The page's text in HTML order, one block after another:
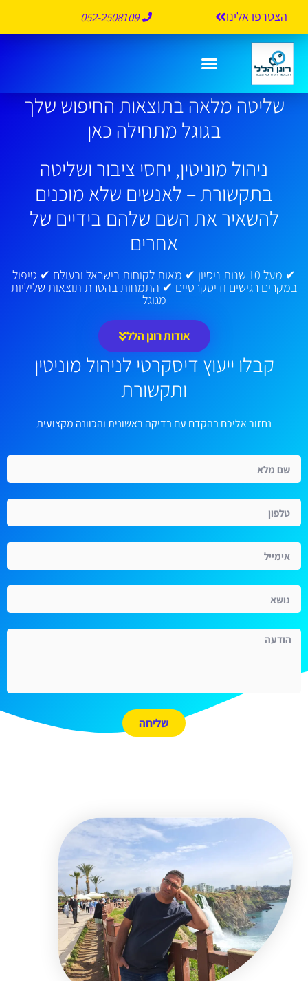
הצטרפו אלינו 052-2508109
שליטה מלאה בתוצאות החיפוש שלך
בגוגל מתחילה כאן
ניהול מוניטין, יחסי ציבור ושליטה
בתקשורת – לאנשים שלא מוכנים
להשאיר את השם שלהם בידיים של
אחרים
✔ מעל 10 שנות ניסיון ✔ מאות לקוחות בישראל ובעולם ✔ טיפול
במקרים רגישים ודיסקרטיים ✔ התמחות בהסרת תוצאות שליליות
מגוגל
אודות רונן הלל
קבלו ייעוץ דיסקרטי לניהול מוניטין
ותקשורת
נחזור אליכם בהקדם עם בדיקה ראשונית והכוונה מקצועית
שליחה